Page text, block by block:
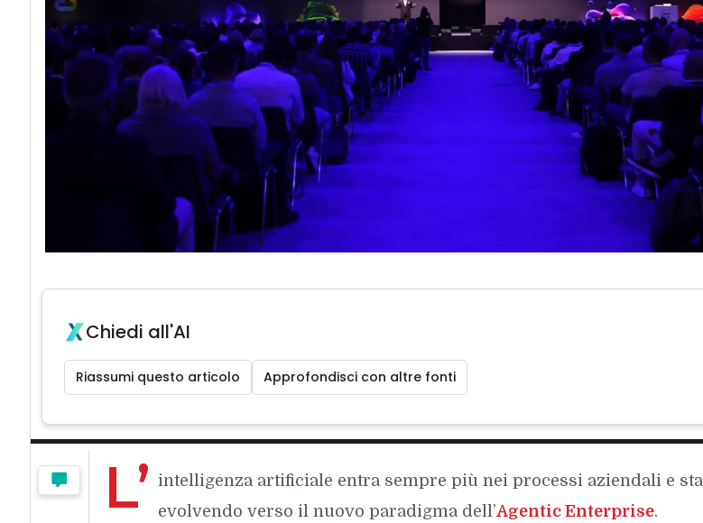
Chiedi all'AI
Riassumi questo articolo Approfondisci con altre fonti
L’ intelligenza artificiale entra sempre più nei processi aziendali e sta
evolvendo verso il nuovo paradigma dell’Agentic Enterprise.